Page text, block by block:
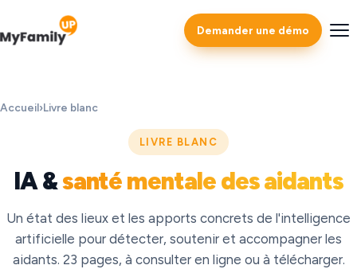
Demander une démo
Accueil›Livre blanc
LIVRE BLANC
IA &santé mentale des aidants
Un état des lieux et les apports concrets de l'intelligence
artificielle pour détecter, soutenir et accompagner les
aidants. 23 pages, à consulter en ligne ou à télécharger.